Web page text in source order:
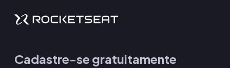
Cadastre-se gratuitamente